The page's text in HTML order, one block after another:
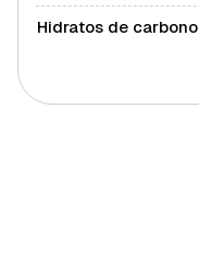
Hidratos de carbono
Grasa total